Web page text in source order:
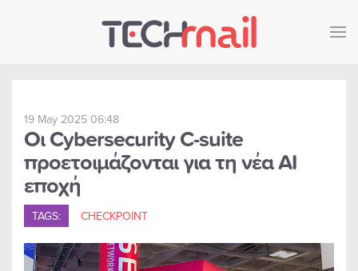
Skip to main content
19 May 2025 06:48
Οι Cybersecurity C-suite
προετοιμάζονται για τη νέα AI
εποχή
TAGS: CHECKPOINT